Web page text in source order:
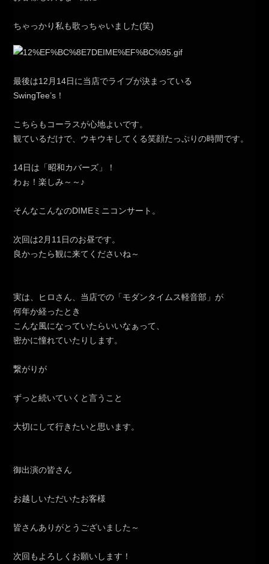
ちゃっかり私も歌っちゃいました(笑)
最後は12月14日に当店でライブが決まっている
SwingTee’s！
こちらもコーラスが心地よいです。
観ているだけで、ウキウキしてくる笑顔たっぷりの時間です。
14日は「昭和カバーズ」！
わぉ！楽しみ～～♪
そんなこんなのDIMEミニコンサート。
次回は2月11日のお昼です。
良かったら観に来てくださいね～
実は、ヒロさん、当店での「モダンタイムス軽音部」が
何年か経ったとき
こんな風になっていたらいいなぁって、
密かに憧れていたりします。
繋がりが
ずっと続いていくと言うこと
大切にして行きたいと思います。
御出演の皆さん
お越しいただいたお客様
皆さんありがとうございました～
次回もよろしくお願いします！